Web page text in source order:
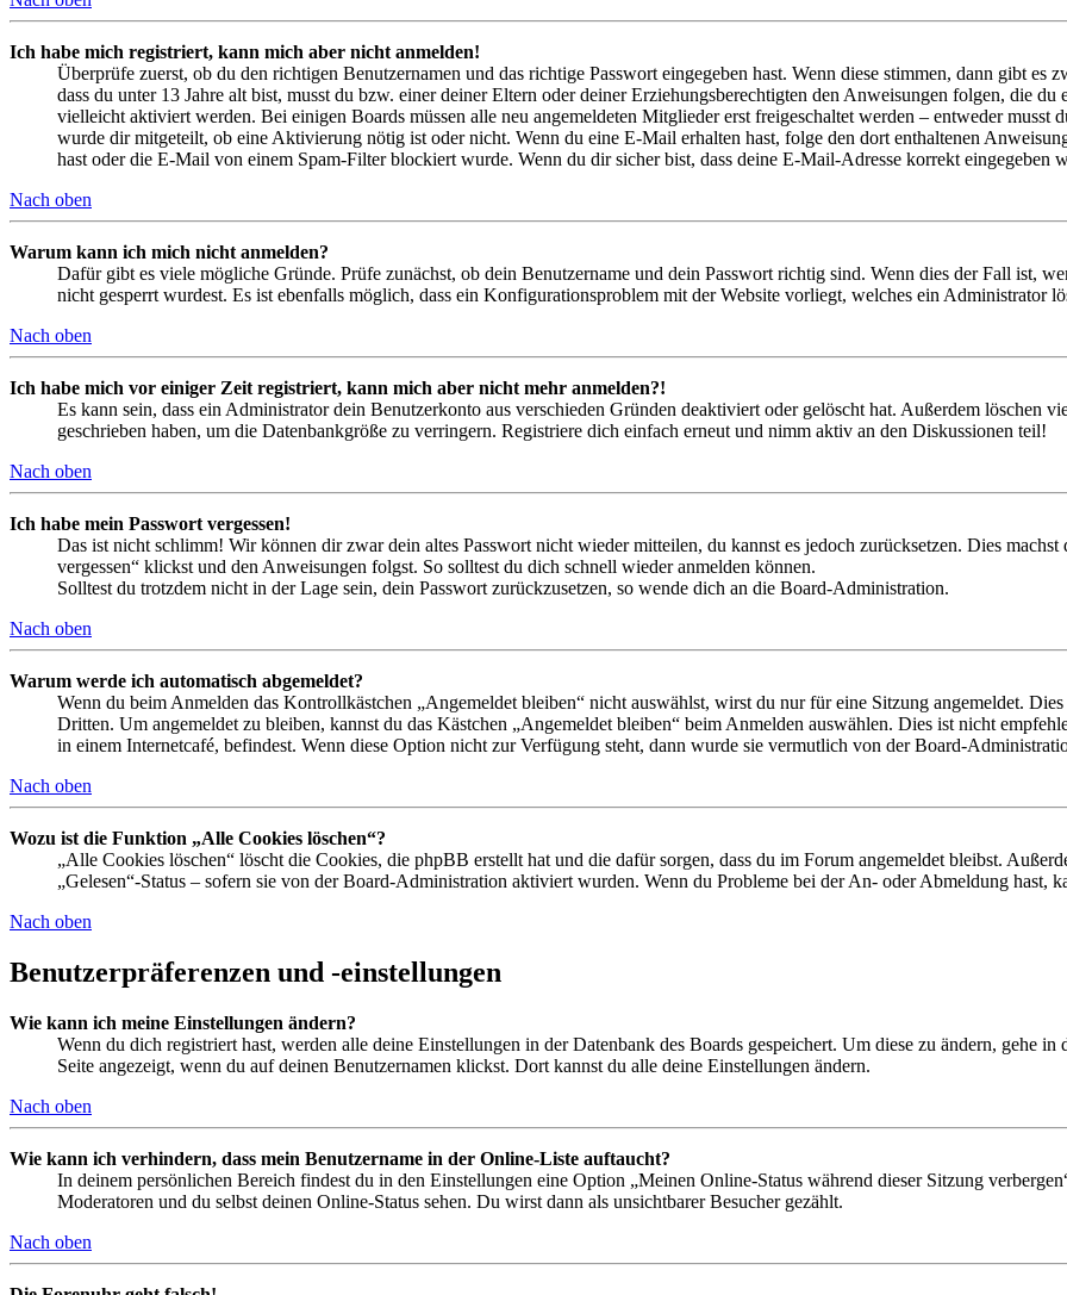
Ich habe mich registriert, kann mich aber nicht anmelden!
Überprüfe zuerst, ob du den richtigen Benutzernamen und das richtige Passwort eingegeben hast. Wenn diese stimmen, dann gibt es
dass du unter 13 Jahre alt bist, musst du bzw. einer deiner Eltern oder deiner Erziehungsberechtigten den Anweisungen folgen, die
vielleicht aktiviert werden. Bei einigen Boards müssen alle neu angemeldeten Mitglieder erst freigeschaltet werden – entweder musst
wurde dir mitgeteilt, ob eine Aktivierung nötig ist oder nicht. Wenn du eine E-Mail erhalten hast, folge den dort enthaltenen
hast oder die E-Mail von einem Spam-Filter blockiert wurde. Wenn du dir sicher bist, dass deine E-Mail-Adresse korrekt eingegeben
Nach oben
Warum kann ich mich nicht anmelden?
Dafür gibt es viele mögliche Gründe. Prüfe zunächst, ob dein Benutzername und dein Passwort richtig sind. Wenn dies der Fall ist,
nicht gesperrt wurdest. Es ist ebenfalls möglich, dass ein Konfigurationsproblem mit der Website vorliegt, welches ein Administrator
Nach oben
Ich habe mich vor einiger Zeit registriert, kann mich aber nicht mehr anmelden?!
Es kann sein, dass ein Administrator dein Benutzerkonto aus verschieden Gründen deaktiviert oder gelöscht hat. Außerdem löschen
geschrieben haben, um die Datenbankgröße zu verringern. Registriere dich einfach erneut und nimm aktiv an den Diskussionen teil!
Nach oben
Ich habe mein Passwort vergessen!
Das ist nicht schlimm! Wir können dir zwar dein altes Passwort nicht wieder mitteilen, du kannst es jedoch zurücksetzen. Dies
vergessen“ klickst und den Anweisungen folgst. So solltest du dich schnell wieder anmelden können.
Solltest du trotzdem nicht in der Lage sein, dein Passwort zurückzusetzen, so wende dich an die Board-Administration.
Nach oben
Warum werde ich automatisch abgemeldet?
Wenn du beim Anmelden das Kontrollkästchen „Angemeldet bleiben“ nicht auswählst, wirst du nur für eine Sitzung angemeldet.
Dritten. Um angemeldet zu bleiben, kannst du das Kästchen „Angemeldet bleiben“ beim Anmelden auswählen. Dies ist nicht
in einem Internetcafé, befindest. Wenn diese Option nicht zur Verfügung steht, dann wurde sie vermutlich von der Board-
Nach oben
Wozu ist die Funktion „Alle Cookies löschen“?
„Alle Cookies löschen“ löscht die Cookies, die phpBB erstellt hat und die dafür sorgen, dass du im Forum angemeldet bleibst.
„Gelesen“-Status – sofern sie von der Board-Administration aktiviert wurden. Wenn du Probleme bei der An- oder Abmeldung hast,
Nach oben
Benutzerpräferenzen und -einstellungen
Wie kann ich meine Einstellungen ändern?
Wenn du dich registriert hast, werden alle deine Einstellungen in der Datenbank des Boards gespeichert. Um diese zu ändern, gehe
Seite angezeigt, wenn du auf deinen Benutzernamen klickst. Dort kannst du alle deine Einstellungen ändern.
Nach oben
Wie kann ich verhindern, dass mein Benutzername in der Online-Liste auftaucht?
In deinem persönlichen Bereich findest du in den Einstellungen eine Option „Meinen Online-Status während dieser Sitzung
Moderatoren und du selbst deinen Online-Status sehen. Du wirst dann als unsichtbarer Besucher gezählt.
Nach oben